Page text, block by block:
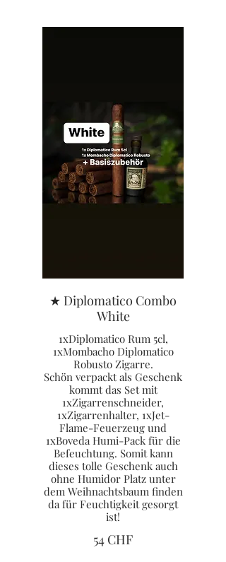
★ Diplomatico Combo
White
1xDiplomatico Rum 5cl,
1xMombacho Diplomatico
Robusto Zigarre.
Schön verpackt als Geschenk
kommt das Set mit
1xZigarrenschneider,
1xZigarrenhalter, 1xJet-
Flame-Feuerzeug und
1xBoveda Humi-Pack für die
Befeuchtung. Somit kann
dieses tolle Geschenk auch
ohne Humidor Platz unter
dem Weihnachtsbaum finden
da für Feuchtigkeit gesorgt
ist!
54 CHF